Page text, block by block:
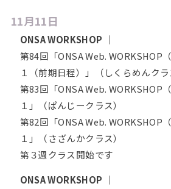
11月11日
ONSA WORKSHOP ｜
第84回「ONSA Web. WORKSHOP
１（前期日程）」（しくらめんクラ
第83回「ONSA Web. WORKSHOP
１」（ぱんじークラス）
第82回「ONSA Web. WORKSHOP
１」（さざんかクラス）
第３週クラス開始です
ONSA WORKSHOP ｜